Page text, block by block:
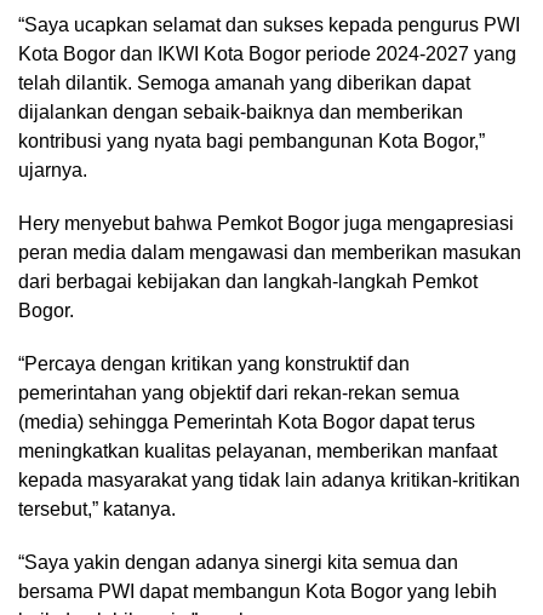
“Saya ucapkan selamat dan sukses kepada pengurus PWI
Kota Bogor dan IKWI Kota Bogor periode 2024-2027 yang
telah dilantik. Semoga amanah yang diberikan dapat
dijalankan dengan sebaik-baiknya dan memberikan
kontribusi yang nyata bagi pembangunan Kota Bogor,”
ujarnya.
Hery menyebut bahwa Pemkot Bogor juga mengapresiasi
peran media dalam mengawasi dan memberikan masukan
dari berbagai kebijakan dan langkah-langkah Pemkot
Bogor.
“Percaya dengan kritikan yang konstruktif dan
pemerintahan yang objektif dari rekan-rekan semua
(media) sehingga Pemerintah Kota Bogor dapat terus
meningkatkan kualitas pelayanan, memberikan manfaat
kepada masyarakat yang tidak lain adanya kritikan-kritikan
tersebut,” katanya.
“Saya yakin dengan adanya sinergi kita semua dan
bersama PWI dapat membangun Kota Bogor yang lebih